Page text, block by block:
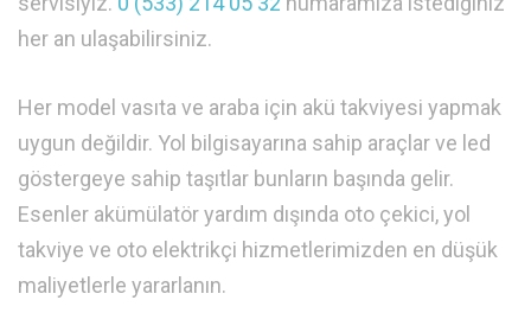
her an ulaşabilirsiniz.
Her model vasıta ve araba için akü takviyesi yapmak
uygun değildir. Yol bilgisayarına sahip araçlar ve led
göstergeye sahip taşıtlar bunların başında gelir.
Esenler akümülatör yardım dışında oto çekici, yol
takviye ve oto elektrikçi hizmetlerimizden en düşük
maliyetlerle yararlanın.